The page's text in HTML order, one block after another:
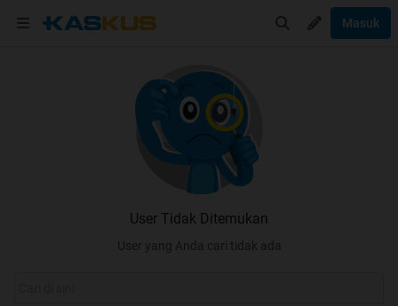
Masuk
User Tidak Ditemukan
User yang Anda cari tidak ada